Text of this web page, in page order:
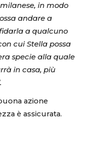
in modo
andare a
a qualcuno
cui Stella possa
specie alla quale
in casa, più
azione
è assicurata.